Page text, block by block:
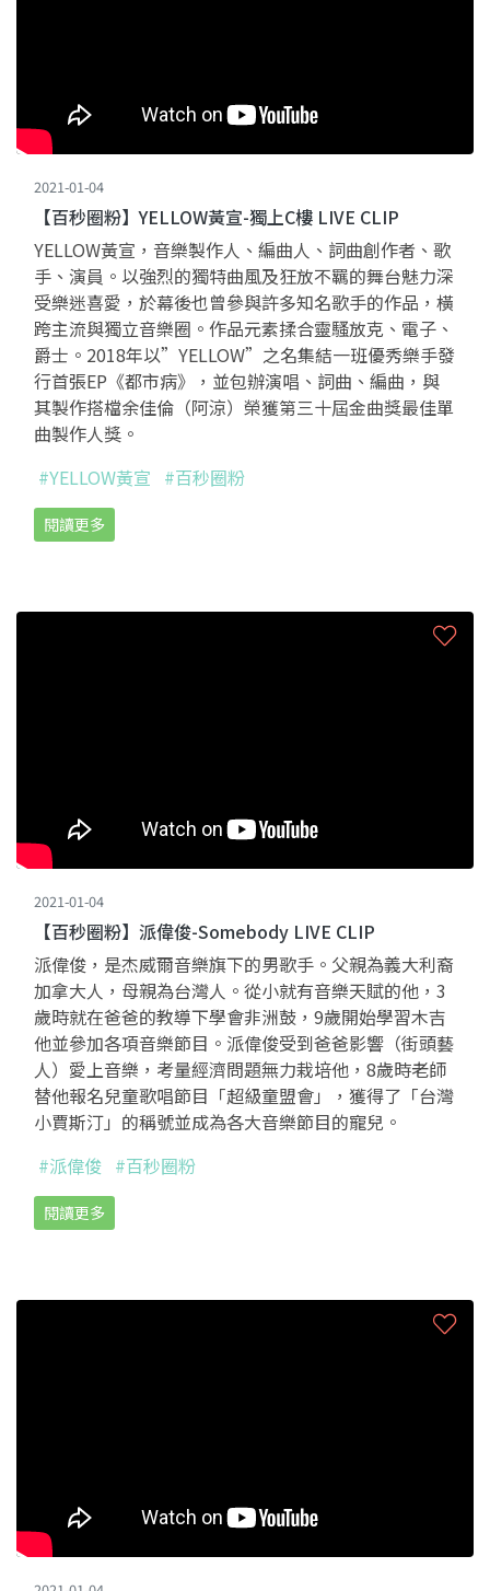
2021-01-04
【百秒圈粉】YELLOW黃宣-獨上C樓 LIVE CLIP
YELLOW黃宣，音樂製作人、編曲人、詞曲創作者、歌
手、演員。以強烈的獨特曲風及狂放不羈的舞台魅力深
受樂迷喜愛，於幕後也曾參與許多知名歌手的作品，橫
跨主流與獨立音樂圈。作品元素揉合靈騷放克、電子、
爵士。2018年以”YELLOW”之名集結一班優秀樂手發
行首張EP《都市病》，並包辦演唱、詞曲、編曲，與
其製作搭檔余佳倫（阿涼）榮獲第三十屆金曲獎最佳單
曲製作人獎。
#YELLOW黃宣 #百秒圈粉
閱讀更多
2021-01-04
【百秒圈粉】派偉俊-Somebody LIVE CLIP
派偉俊，是杰威爾音樂旗下的男歌手。父親為義大利裔
加拿大人，母親為台灣人。從小就有音樂天賦的他，3
歲時就在爸爸的教導下學會非洲鼓，9歲開始學習木吉
他並參加各項音樂節目。派偉俊受到爸爸影響（街頭藝
人）愛上音樂，考量經濟問題無力栽培他，8歲時老師
替他報名兒童歌唱節目「超級童盟會」，獲得了「台灣
小賈斯汀」的稱號並成為各大音樂節目的寵兒。
#派偉俊 #百秒圈粉
閱讀更多